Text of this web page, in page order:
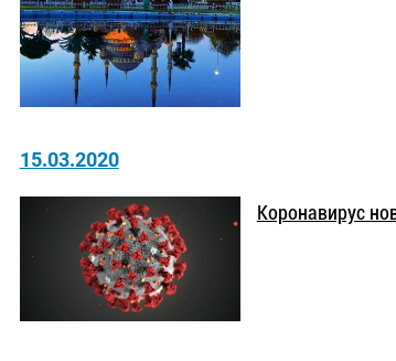
15.03.2020
Коронавирус